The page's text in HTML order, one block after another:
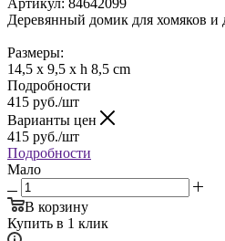
Деревянный домик для хомяков
Размеры:
14,5 x 9,5 x h 8,5 cm
Подробности
415 руб./шт
Варианты цен
415 руб./шт
Подробности
Мало
В корзину
Купить в 1 клик